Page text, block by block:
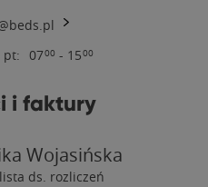
pt: 0700 - 1500
i faktury
Wojasińska
ds. rozliczeń